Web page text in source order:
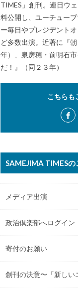
TIMES」創刊。連日ウ
料公開し、ユーチュー
ー毎日やプレジデント
ど多数出演。近著に『
年）、泉房穂・前明石
だ！』（同２３年）
こちらも
SAMEJIMA TIMESの
メディア出演
政治倶楽部へログイン
寄付のお願い
創刊の決意〜「新しい